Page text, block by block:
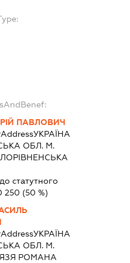
ПАВЛОВИЧ
УКРАЇНА
ОБЛ. М.
статутного
250 (50 %)
УКРАЇНА
ОБЛ. М.
РОМАНА